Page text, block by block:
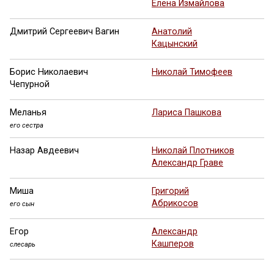
Елена Измайлова
Дмитрий Сергеевич Вагин
Анатолий
Кацынский
Борис Николаевич
Чепурной
Николай Тимофеев
Меланья
его сестра
Лариса Пашкова
Назар Авдеевич
Николай Плотников
Александр Граве
Миша
его сын
Григорий
Абрикосов
Егор
слесарь
Александр
Кашперов